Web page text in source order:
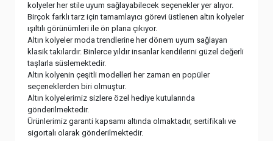
kolyeler her stile uyum sağlayabilecek seçenekler yer alıyor.
Birçok farklı tarz için tamamlayıcı görevi üstlenen altın kolyeler
ışıltılı görünümleri ile ön plana çıkıyor.
Altın kolyeler moda trendlerine her dönem uyum sağlayan
klasik takılardır. Binlerce yıldır insanlar kendilerini güzel değerli
taşlarla süslemektedir.
Altın kolyenin çeşitli modelleri her zaman en popüler
seçeneklerden biri olmuştur.
Altın kolyelerimiz sizlere özel hediye kutularında
gönderilmektedir.
Ürünlerimiz garanti kapsamı altında olmaktadır, sertifikalı ve
sigortalı olarak gönderilmektedir.